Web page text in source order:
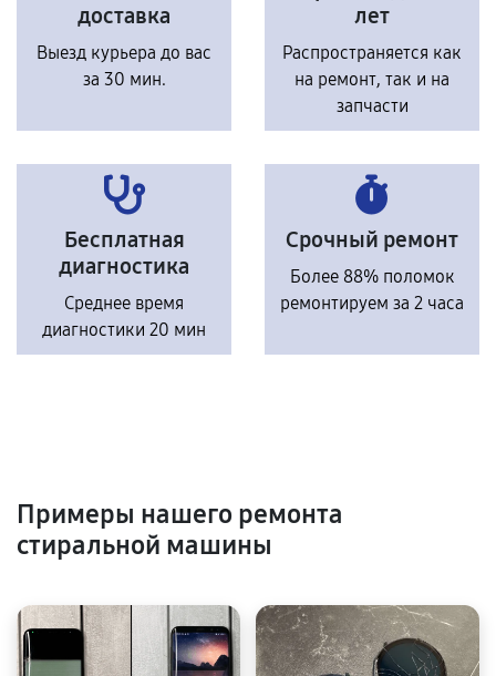
доставка
Выезд курьера до вас
за 30 мин.
лет
Распространяется как
на ремонт, так и на
запчасти
Бесплатная
диагностика
Среднее время
диагностики 20 мин
Срочный ремонт
Более 88% поломок
ремонтируем за 2 часа
Примеры нашего ремонта
стиральной машины